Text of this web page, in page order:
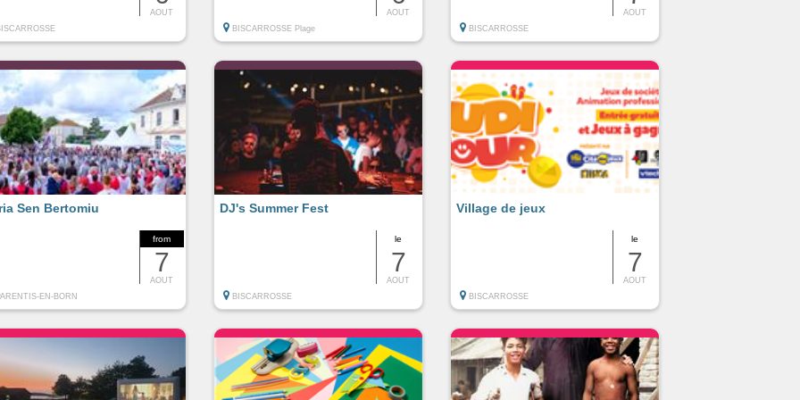
AOUT
AOUT
BISCARROSSE Plage
AOUT
BISCARROSSE
from
7
AOUT
Sen Bertomiu
EN-BORN
le
7
AOUT
DJ's Summer Fest
BISCARROSSE
le
7
AOUT
Village de jeux
BISCARROSSE